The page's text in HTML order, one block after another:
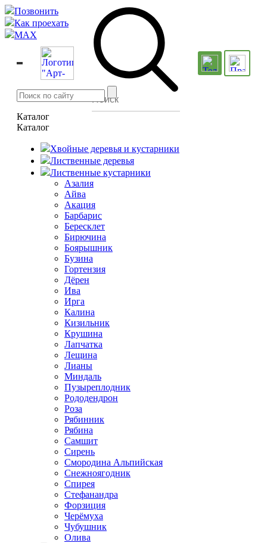
Позвонить
Как проехать
MAX
Каталог
Каталог
Хвойные деревья и кустарники
Лиственные деревья
Лиственные кустарники
Азалия
Айва
Акация
Барбарис
Бересклет
Бирючина
Боярышник
Бузина
Гортензия
Дёрен
Ива
Ирга
Калина
Кизильник
Крушина
Лапчатка
Лещина
Лианы
Миндаль
Пузыреплодник
Рододендрон
Роза
Рябинник
Рябина
Самшит
Сирень
Смородина Альпийская
Снежноягодник
Спирея
Стефанандра
Форзиция
Черёмуха
Чубушник
Олива